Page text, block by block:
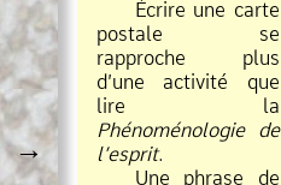
→
Écrire une carte
postale se
rapproche plus
d’une activité que
lire la
Phénoménologie de
l’esprit.
Une phrase de